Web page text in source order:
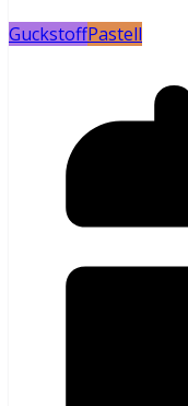
GuckstoffPastell